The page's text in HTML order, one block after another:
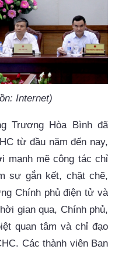
Internet)
Trương Hòa Bình đã
từ đầu năm đến nay,
mạnh mẽ công tác chỉ
sự gắn kết, chặt chẽ,
Chính phủ điện tử và
gian qua, Chính phủ,
quan tâm và chỉ đạo
Các thành viên Ban